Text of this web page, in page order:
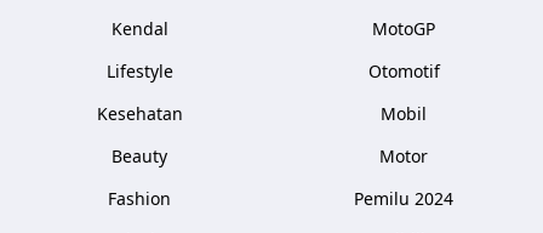
Kendal
Lifestyle
Kesehatan
Beauty
Fashion
MotoGP
Otomotif
Mobil
Motor
Pemilu 2024